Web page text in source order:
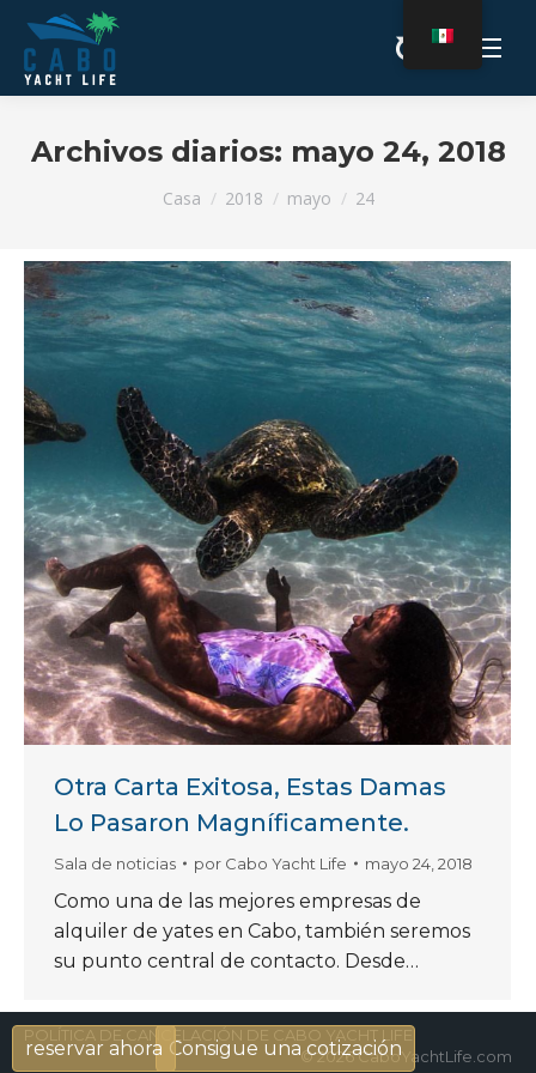
Archivos diarios: mayo 24, 2018
Estás aquí:
Casa 2018 mayo 24
Otra Carta Exitosa, Estas Damas
Lo Pasaron Magníficamente.
Sala de noticias por Cabo Yacht Life mayo 24, 2018
Como una de las mejores empresas de
alquiler de yates en Cabo, también seremos
su punto central de contacto. Desde…
POLÍTICA DE CANCELACIÓN DE CABO YACHT LIFE
© 2026 CaboYachtLife.com
Consigue una cotización
reservar ahora